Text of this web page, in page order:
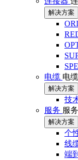
解决方案
电缆 电缆
解决方案
技
服务 服务
解决方案
个
线
端